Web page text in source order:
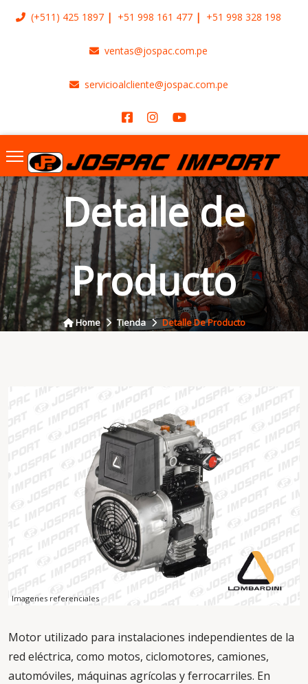
(+511) 425 1897 +51 998 161 477 +51 998 328 198
ventas@jospac.com.pe
servicioalcliente@jospac.com.pe
Detalle de
Producto
Home Tienda Detalle De Producto
Imagenes referenciales
Motor utilizado para instalaciones independientes de la
red eléctrica, como motos, ciclomotores, camiones,
automóviles, máquinas agrícolas y ferrocarriles. En